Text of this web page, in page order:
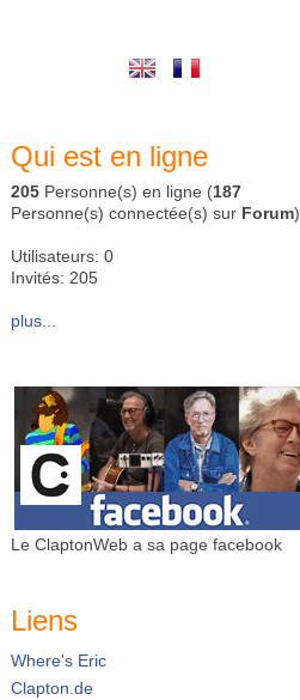
Qui est en ligne
205 Personne(s) en ligne (187
Personne(s) connectée(s) sur Forum)
Utilisateurs: 0
Invités: 205
plus...
Le ClaptonWeb a sa page facebook
Liens
Where's Eric
Clapton.de